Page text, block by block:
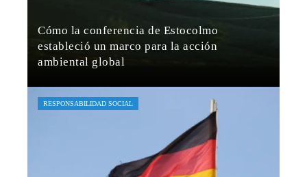
Cómo la conferencia de Estocolmo
estableció un marco para la acción
ambiental global
RESPONSABILIDAD SOCIAL